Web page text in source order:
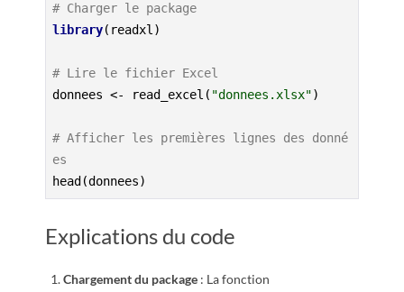
# Charger le package
library(readxl)
# Lire le fichier Excel
donnees <- read_excel( "donnees.xlsx")
# Afficher les premières lignes des donné
es
head(donnees)
Explications du code
Chargement du package : La fonction